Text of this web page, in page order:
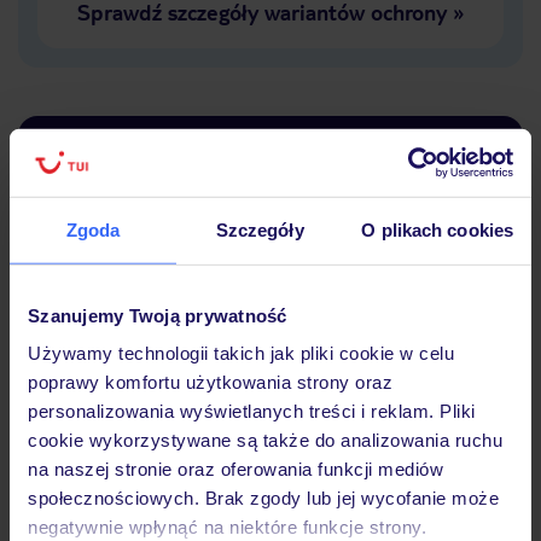
Zgoda Szczegóły O plikach cookies
Szanujemy Twoją prywatność
Używamy technologii takich jak pliki cookie w celu
poprawy komfortu użytkowania strony oraz
personalizowania wyświetlanych treści i reklam. Pliki
cookie wykorzystywane są także do analizowania ruchu
na naszej stronie oraz oferowania funkcji mediów
społecznościowych. Brak zgody lub jej wycofanie może
negatywnie wpłynąć na niektóre funkcje strony.
Sprawdź szczegóły wariantów ochrony»
Hotel